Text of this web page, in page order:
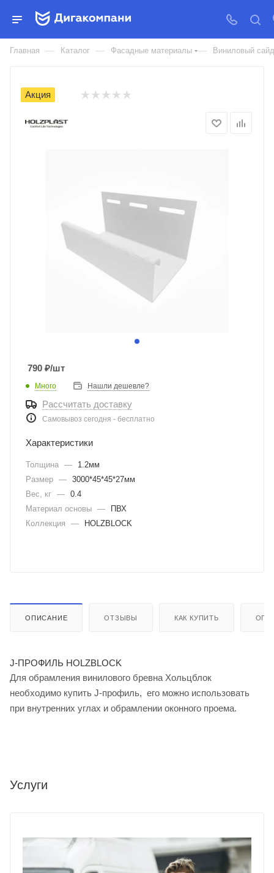
J-ПРОФИЛЬ HOLZBLOCK ДЛЯ
БЛОКХАУСА
Главная — Каталог — Фасадные материалы — Виниловый
Акция
790 ₽/шт
Много Нашли дешевле?
Рассчитать доставку
Самовывоз сегодня - бесплатно
Характеристики
Толщина —
1.2мм
Размер — 3000*45*45*27мм
Вес, кг — 0.4
Материал основы —
ПВХ
Коллекция
— HOLZBLOCK
ОПИСАНИЕ ОТЗЫВЫ КАК КУПИТЬ
J-ПРОФИЛЬ HOLZBLOCK
Для обрамления винилового бревна Хольцблок
необходимо купить J-профиль, его можно использовать
при внутренних углах и обрамлении оконного проема.
Услуги